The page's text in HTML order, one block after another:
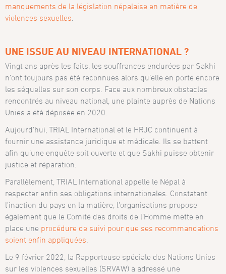
manquements de la législation népalaise en matière de
violences sexuelles
UNE ISSUE AU NIVEAU INTERNATIONAL ?
Vingt ans après les faits, les souffrances endurées par Sakhi
n’ont toujours pas été reconnues alors qu’elle en porte encore
les séquelles sur son corps. Face aux nombreux obstacles
rencontrés au niveau national, une plainte auprès de Nations
Unies a été déposée en 2020.
Aujourd’hui, TRIAL International et le HRJC continuent à
fournir une assistance juridique et médicale. Ils se battent
afin qu’une enquête soit ouverte et que Sakhi puisse obtenir
justice et réparation.
Parallèlement, TRIAL International appelle le Népal à
respecter enfin ses obligations internationales. Constatant
l’inaction du pays en la matière, l’organisations propose
également que le Comité des droits de l’Homme mette en
place une procédure de suivi pour que ses recommandations
soient enfin appliquées
Le 9 février 2022, la Rapporteuse spéciale des Nations Unies
sur les violences sexuelles (SRVAW) a adressé une